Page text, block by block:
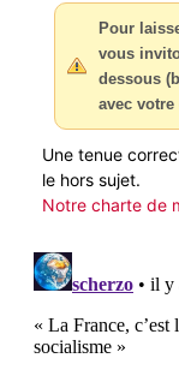
Pour
vous
dessous
avec
Une tenue
le hors sujet.
Notre charte de